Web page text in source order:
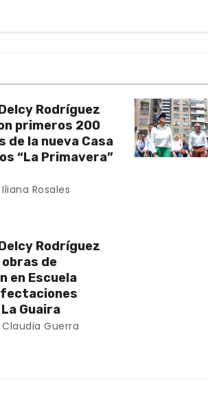
Rodríguez
primeros 200
de la nueva Casa
“La Primavera”
Iliana Rosales
Rodríguez
de
en Escuela
Guaira
Claudia Guerra